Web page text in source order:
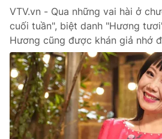
Hậu trường
Nhân vật
Khán giả
Giải sao mai
Điện ảnh
Âm nhạc
Sao
Đời sống
Du lịch
Làm đẹp
Chất lượng cuộc sống
Giáo dục
Tuyển sinh
Học trực tuyến
Công nghệ
Hitech Công nghệ tương lai
Giao lưu trực tuyến
VTV.vn - Qua những vai hài ở
cuối tuần", biệt danh "Hương
Hương cũng được khán giả nhớ